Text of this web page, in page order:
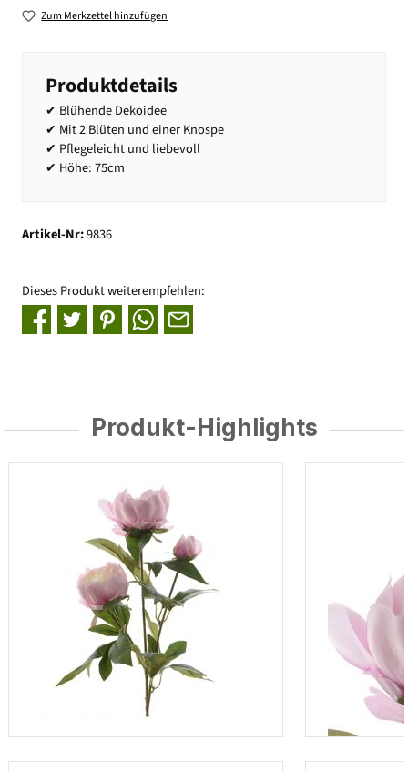
Zum Merkzettel hinzufügen
Produktdetails
✔ Blühende Dekoidee
✔ Mit 2 Blüten und einer Knospe
✔ Pflegeleicht und liebevoll
✔ Höhe: 75cm
Artikel-Nr:9836
Dieses Produkt weiterempfehlen:
Produkt-Highlights